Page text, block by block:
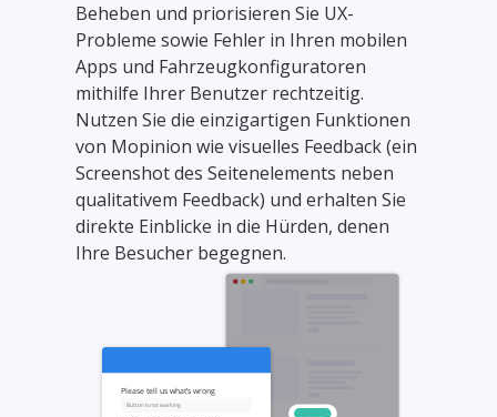
Beheben und priorisieren Sie UX-
Probleme sowie Fehler in Ihren mobilen
Apps und Fahrzeugkonfiguratoren
mithilfe Ihrer Benutzer rechtzeitig.
Nutzen Sie die einzigartigen Funktionen
von Mopinion wie visuelles Feedback (ein
Screenshot des Seitenelements neben
qualitativem Feedback) und erhalten Sie
direkte Einblicke in die Hürden, denen
Ihre Besucher begegnen.